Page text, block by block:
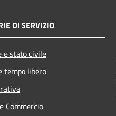
DI SERVIZIO
e stato civile
tempo libero
Commercio